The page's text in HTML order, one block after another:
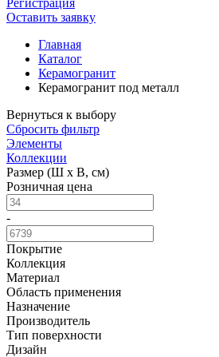
Регистрация
Оставить заявку
Главная
Каталог
Керамогранит
Керамогранит под металл
Вернуться к выбору
Сбросить фильтр
Элементы
Коллекции
Размер (Ш х В, см)
Розничная цена
-
Покрытие
Коллекция
Материал
Область применения
Назначение
Производитель
Тип поверхности
Дизайн